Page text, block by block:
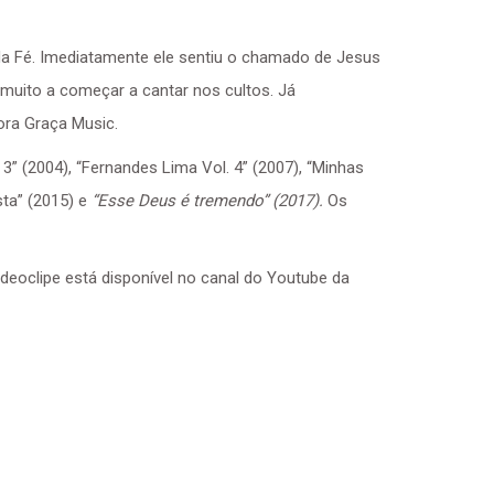
Fé. Imediatamente ele sentiu o chamado de Jesus
a começar a cantar nos cultos. Já
Graça Music.
(2004), “Fernandes Lima Vol. 4” (2007), “Minhas
(2015) e “Esse Deus é tremendo” (2017). Os
está disponível no canal do Youtube da